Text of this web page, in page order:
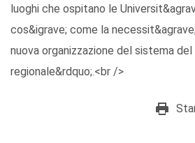
luoghi che ospitano le
cos&igrave; come la
nuova organizzazione del sistema
regionale&rdquo;.<br />